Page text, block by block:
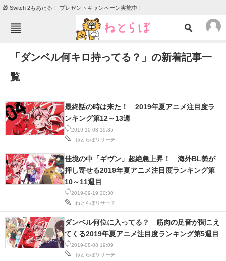
🎁 Switch 2もあたる！ プレゼントキャンペーン実施中！
TOP ニュース
エンタメ
住まい 教育・育児
動物
会員記事
メディア
注目記事を集めた総合ページ
ITの今と未来を見通す
スマホと通信の最新トレンド
「ダンベル何キロ持ってる？」の新着記事一
覧
2019-10-03 19:35
ねとらぼリサーチ
最終話の時は来た！ 2019年夏アニメ注目度ラ
ンキング第12～13週
2019-09-19 20:30
ねとらぼリサーチ
佳境の中「ギヴン」超絶急上昇！ 海外BL勢が
押し寄せる2019年夏アニメ注目度ランキング第
10～11週目
2019-08-08 19:09
ねとらぼリサーチ
ダンベル何位に入ってる？ 筋肉の足音が聞こえ
てくる2019年夏アニメ注目度ランキング第5週目